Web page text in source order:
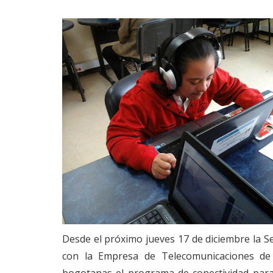
Desde el próximo jueves 17 de diciembre la
con la Empresa de Telecomunicaciones